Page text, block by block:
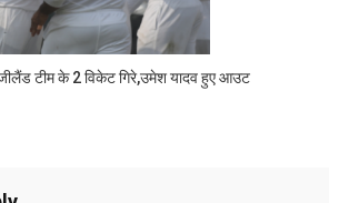
टीम के 2 विकेट गिरे,उमेश यादव हुए आउट